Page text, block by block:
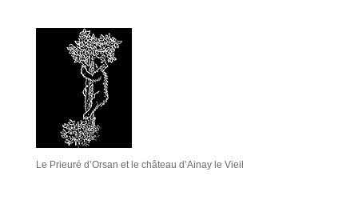
Le Prieuré d’Orsan et le château d’Ainay le Vieil